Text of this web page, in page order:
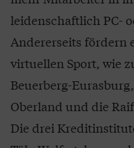
leidenschaftlich PC-
Andererseits fördern
virtuellen Sport, wie
Beuerberg-
Oberland und die
Die drei